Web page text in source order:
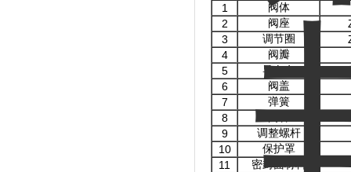
1
阀体
2
阀座
3
调节圈
4
阀瓣
5
导向套
6
阀盖
7
弹簧
8
9
调整螺杆
10
保护罩
11
密封面材料